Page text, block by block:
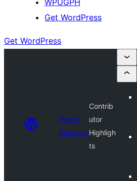
WPUGPH
Get WordPress
Get WordPress
Plugin
Directory
Contrib
utor
Highligh
ts